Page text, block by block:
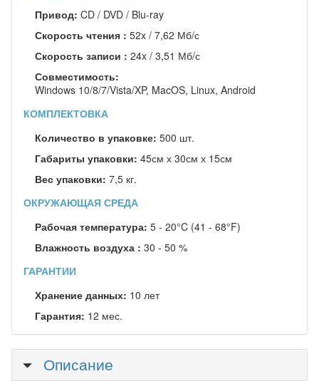
Привод: CD / DVD / Blu-ray
Скорость чтения : 52x / 7,62 Мб/с
Скорость записи : 24x / 3,51 Мб/с
Совместимость:
Windows 10/8/7/Vista/XP, MacOS, Linux, Android
КОМПЛЕКТОВКА
Количество в упаковке: 500 шт.
Габариты упаковки: 45см х 30см х 15см
Вес упаковки: 7,5 кг.
ОКРУЖАЮЩАЯ СРЕДА
Рабочая температура: 5 - 20°C (41 - 68°F)
Влажность воздуха : 30 - 50 %
ГАРАНТИИ
Хранение данных: 10 лет
Гарантия: 12 мес.
Скрыть
Описание